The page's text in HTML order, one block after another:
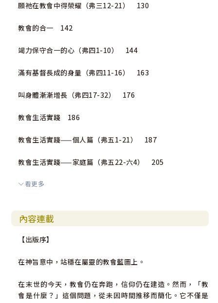
願祂在教會中得榮耀（弗三12-21） 130
教會的合一 142
竭力保守合一的心（弗四1-10） 144
滿有基督長成的身量（弗四11-16） 163
叫身體漸漸增長（弗四17-32） 176
教會生活實踐 186
教會生活實踐——個人篇（弗五1-21） 187
教會生活實踐——家庭篇（弗五22-六4） 205
教會生活實踐——社會篇（弗六5-9） 223
編後語 246
看更多
內容連載
【出版序】
在神旨意中，站穩在屬靈的教會藍圖上。
在末世的今天，教會仍在奔跑，信仰仍在建造。然而，「教
會是什麼？」這個問題，從未因時間推移而簡化。它不僅是